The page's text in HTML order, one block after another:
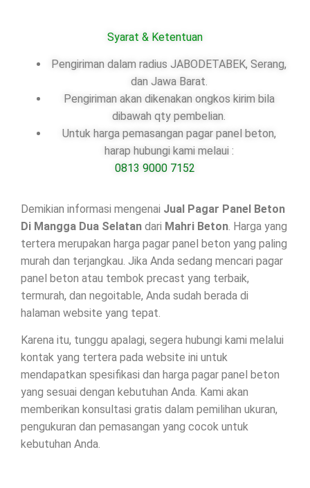
Syarat & Ketentuan
Pengiriman dalam radius JABODETABEK, Serang,
dan Jawa Barat.
Pengiriman akan dikenakan ongkos kirim bila
dibawah qty pembelian.
Untuk harga pemasangan pagar panel beton,
harap hubungi kami melaui :
0813 9000 7152
Demikian informasi mengenai Jual Pagar Panel Beton
Di Mangga Dua Selatan dari Mahri Beton. Harga yang
tertera merupakan harga pagar panel beton yang paling
murah dan terjangkau. Jika Anda sedang mencari pagar
panel beton atau tembok precast yang terbaik,
termurah, dan negoitable, Anda sudah berada di
halaman website yang tepat.
Karena itu, tunggu apalagi, segera hubungi kami melalui
kontak yang tertera pada website ini untuk
mendapatkan spesifikasi dan harga pagar panel beton
yang sesuai dengan kebutuhan Anda. Kami akan
memberikan konsultasi gratis dalam pemilihan ukuran,
pengukuran dan pemasangan yang cocok untuk
kebutuhan Anda.